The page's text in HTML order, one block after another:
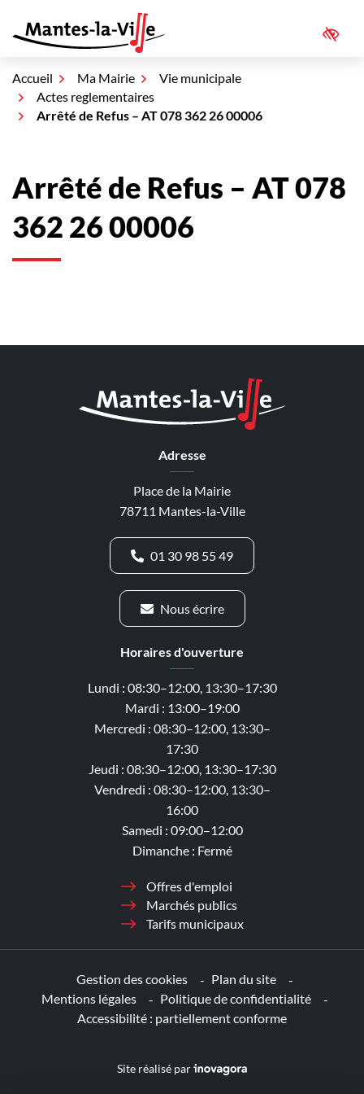
contenu
Mantes-la-Ville
Accueil Ma Mairie
Vie municipale
Actes reglementaires
Arrêté de Refus – AT 078 362 26 00006
Arrêté de Refus – AT 078
362 26 00006
Adresse
Place de la Mairie
78711 Mantes-la-Ville
01 30 98 55 49
Nous écrire
Horaires d'ouverture
Lundi : 08:30–12:00, 13:30–17:30
Mardi : 13:00–19:00
Mercredi : 08:30–12:00, 13:30–
17:30
Jeudi : 08:30–12:00, 13:30–17:30
Vendredi : 08:30–12:00, 13:30–
16:00
Samedi : 09:00–12:00
Dimanche : Fermé
Offres d'emploi
Marchés publics
Tarifs municipaux
Gestion des cookies
Plan du site
Mentions légales
Politique de confidentialité
Accessibilité : partiellement conforme
Site réalisé parInovagora (ouverture dans un